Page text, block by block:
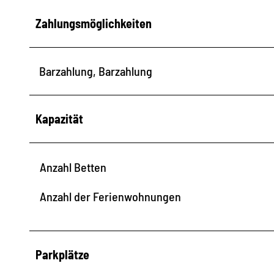
Zahlungsmöglichkeiten
Barzahlung, Barzahlung
Kapazität
Anzahl Betten
Anzahl der Ferienwohnungen
Parkplätze